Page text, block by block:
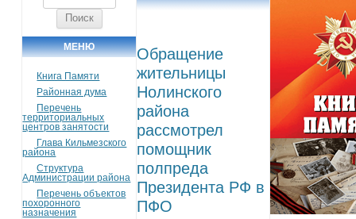
МЕНЮ
Книга Памяти
Районная дума
Перечень
территориальных
центров занятости
Глава Кильмезского
района
Структура
Администрации района
Перечень объектов
похоронного
назначения
Обращение
жительницы
Нолинского
района
рассмотрел
помощник
полпреда
Президента РФ в
ПФО